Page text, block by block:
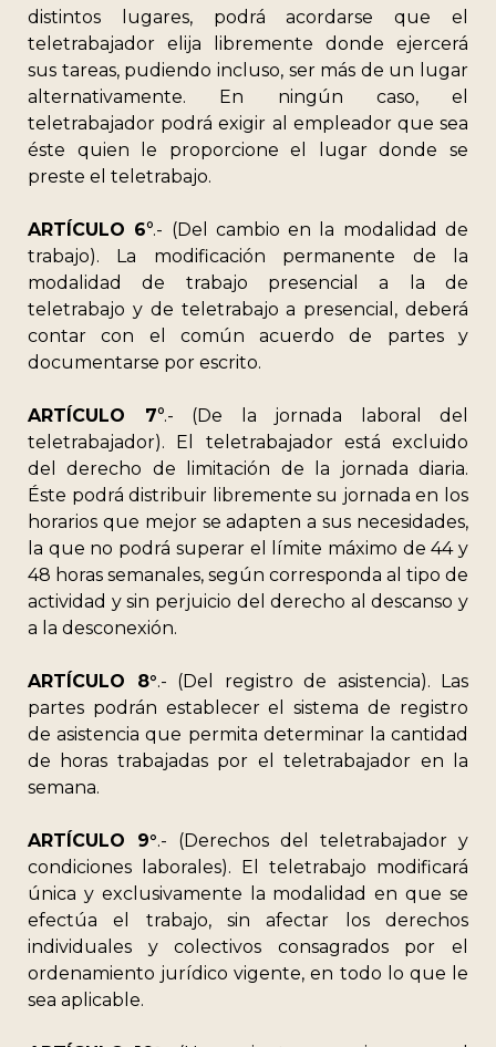
distintos lugares, podrá acordarse que el
teletrabajador elija libremente donde ejercerá
sus tareas, pudiendo incluso, ser más de un lugar
alternativamente. En ningún caso, el
teletrabajador podrá exigir al empleador que sea
éste quien le proporcione el lugar donde se
preste el teletrabajo.
ARTÍCULO 6°.- (Del cambio en la modalidad de
trabajo). La modificación permanente de la
modalidad de trabajo presencial a la de
teletrabajo y de teletrabajo a presencial, deberá
contar con el común acuerdo de partes y
documentarse por escrito.
ARTÍCULO 7°.- (De la jornada laboral del
teletrabajador). El teletrabajador está excluido
del derecho de limitación de la jornada diaria.
Éste podrá distribuir libremente su jornada en los
horarios que mejor se adapten a sus necesidades,
la que no podrá superar el límite máximo de 44 y
48 horas semanales, según corresponda al tipo de
actividad y sin perjuicio del derecho al descanso y
a la desconexión.
ARTÍCULO 8°.- (Del registro de asistencia). Las
partes podrán establecer el sistema de registro
de asistencia que permita determinar la cantidad
de horas trabajadas por el teletrabajador en la
semana.
ARTÍCULO 9°.- (Derechos del teletrabajador y
condiciones laborales). El teletrabajo modificará
única y exclusivamente la modalidad en que se
efectúa el trabajo, sin afectar los derechos
individuales y colectivos consagrados por el
ordenamiento jurídico vigente, en todo lo que le
sea aplicable.